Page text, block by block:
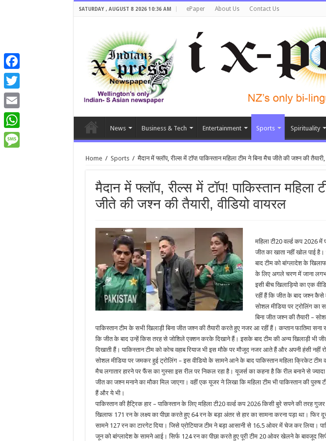
SATURDAY , AUGUST 8 2026 10:36 AM ePaper About Us Contact Us
News Business & Tech Entertainment Sports Spirituality
Home / Sports / मैदान में फ्लॉप, रील्स में टॉप! पाकिस्तान महिला टीम ने बिना मैच जीते की जश्न की तैयारी,
मैदान में फ्लॉप, रील्स में टॉप! पाकिस्तान महिला
जीते की जश्न की तैयारी, वीडियो वायरल
महिला टी20 वर्ल्ड कप 2026 में
जीत का खाता नहीं खोल पाई
बाद टीम को बांग्लादेश के
के लिए अगले चरण में जाना
इसी बीच खिलाड़ियो का एक
रहीं हैं कि जीत के बाद जश्न कैसे
सोशल मीडिया पर ट्रोलिंग का
बिना जीत जश्न की तैयारी –
पाकिस्तान टीम के सभी खिलाड़ी बिना जीत जश्न की तैयारी करते हुए नजर आ रहीं हैं। कप्तान फातिमा सना
कि जीत के बाद उन्हें किस तरह से जोशिले एक्शन करके दिखाने हैं। इसके बाद टीम की अन्य खिलाड़ी भी
दिखाती हैं। पाकिस्तान टीम को कोच वहाब रियाज भी इस मौके पर मौजूद नजर आते हैं और अपनी हंसी नहीं
सोशल मीडिया पर जमकर हुई ट्रोलिंग – इस वीडियो के सामने आने के बाद पाकिस्तान महिला क्रिकेट टीम
मैच लगातार हारने पर फैंस का गुस्सा इस रील पर निकल रहा है। यूजर्स का कहना है कि रील बनाने से
जीत का जश्न मनाने का मौका मिल जाएगा। वहीं एक यूजर ने लिखा कि महिला टीम भी पाकिस्तान की पुरुष
हैं और ये भी।
पाकिस्तान की हैट्रिक हार – पाकिस्तान के लिए महिला टी20 वर्ल्ड कप 2026 किसी बुरे सपने की तरह
खिलाफ 171 रन के लक्ष्य का पीछा करते हुए 64 रन के बड़ा अंतर से हार का सामना करना पड़ा था। फिर
सामने 127 रन का टारगेट दिया। जिसे प्रोटियाज टीम ने बड़ा आसानी से 16.5 ओवर में चेज कर लिया।
जून को बांग्लादेश के सामने आई। सिर्फ 124 रन का पीछा करते हुए पूरी टीम 20 ओवर खेलने के बावजूद
Facebook
Twitter
Email
WhatsApp